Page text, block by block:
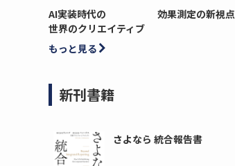
AI実装時代の
世界のクリエイティブ
効果測定の新視点
もっと見る
新刊書籍
さよなら 統合報告書